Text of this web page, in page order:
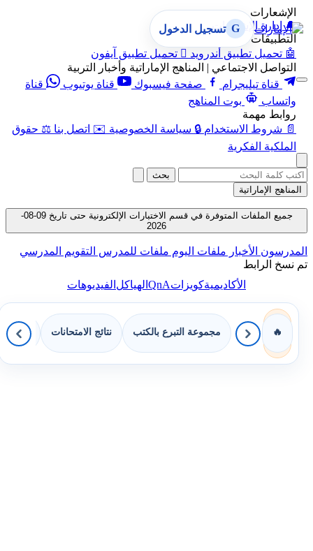
الإشعارات
🔔 إدارة الإشعارات
التطبيقات
🤖 تحميل تطبيق أندرويد  تحميل تطبيق آيفون
التواصل الاجتماعي | المناهج الإماراتية وأخبار التربية
قناة تيليجرام
صفحة فيسبوك قناة يوتيوب
قناة
واتساب
بوت المناهج
روابط مهمة
📄 شروط الاستخدام 🔒 سياسة الخصوصية ✉️ اتصل بنا ⚖️ حقوق
الملكية الفكرية
G تسجيل الدخول
بحث
المناهج الإماراتية
جميع الملفات المتوفرة في قسم الاختبارات الإلكترونية حتى تاريخ 09-08-
2026
المدرسون الأخبار ملفات اليوم ملفات للمدرس التقويم المدرسي
تم نسخ الرابط
الأكاديميةكويزاتQnAالهياكل الفيديوهات
🔥 مجموعة التبرع بالكتب نتائج الامتحانات